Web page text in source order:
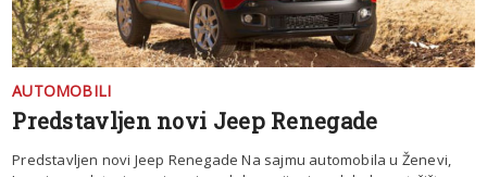
AUTOMOBILI
Predstavljen novi Jeep Renegade
Predstavljen novi Jeep Renegade Na sajmu automobila u Ženevi,